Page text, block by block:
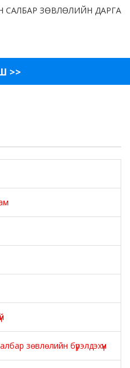
ЗӨВЛӨЛИЙН ДАРГА
>>
зөвлөлийн бүрэлдэхүүн